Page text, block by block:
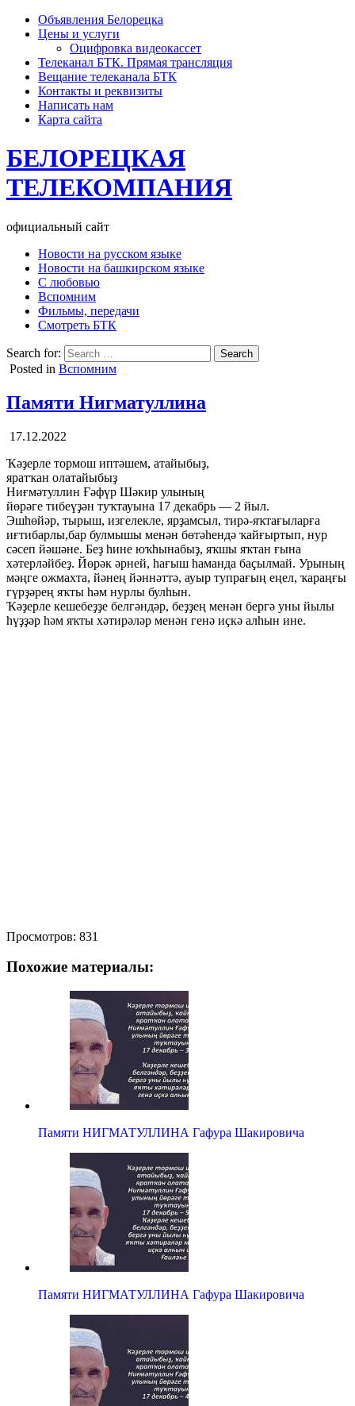
Объявления Белорецка
Цены и услуги
Оцифровка видеокассет
Телеканал БТК. Прямая трансляция
Вещание телеканала БТК
Контакты и реквизиты
Написать нам
Карта сайта
БЕЛОРЕЦКАЯ
ТЕЛЕКОМПАНИЯ
официальный сайт
Новости на русском языке
Новости на башкирском языке
С любовью
Вспомним
Фильмы, передачи
Смотреть БТК
Search for:
Posted in Вспомним
Памяти Нигматуллина
17.12.2022
Ҡәҙерле тормош иптәшем, атайыбыҙ,
яратҡан олатайыбыҙ
Ниғмәтуллин Ғәфүр Шәкир улының
йөрәге тибеүҙән туҡтауына 17 декабрь — 2 йыл.
Эшһөйәр, тырыш, изгелекле, ярҙамсыл, тирә-яҡтағыларға
иғтибарлы,бар булмышы менән бөтәһендә ҡайғыртып, нур
сәсеп йәшәне. Беҙ һине юҡһынабыҙ, яҡшы яҡтан ғына
хәтерләйбеҙ. Йөрәк әрней, һағыш һаманда баҫылмай. Урының
мәңге ожмахта, йәнең йәннәттә, ауыр тупрағың еңел, ҡараңғы
гүрҙәрең яҡты һәм нурлы булһын.
Ҡәҙерле кешебеҙҙе белгәндәр, беҙҙең менән бергә уны йылы
һүҙҙәр һәм яҡты хәтирәләр менән генә иҫкә алһын ине.
Просмотров: 831
Похожие материалы:
Памяти НИГМАТУЛЛИНА Гафура Шакировича
Памяти НИГМАТУЛЛИНА Гафура Шакировича